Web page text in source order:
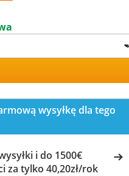
wysyłkę dla tego
i do 1500€
za tylko 40,20zł/rok